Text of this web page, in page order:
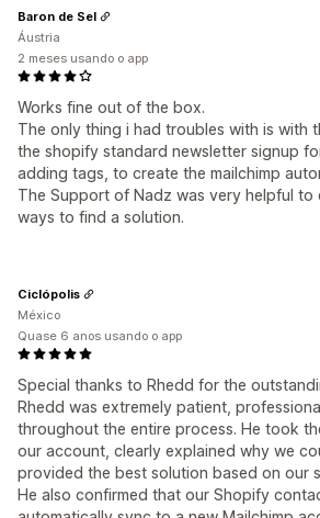
Works fine out of the box.
The only thing i had troubles with is with
the shopify standard newsletter signup
adding tags, to create the mailchimp
The Support of Nadz was very helpful
ways to find a solution.
Baron de Sel
Áustria
2 meses usando o app
Special thanks to Rhedd for the
Rhedd was extremely patient,
throughout the entire process. He took
our account, clearly explained why we
provided the best solution based on our
He also confirmed that our Shopify
Ciclópolis
México
Quase 6 anos usando o app